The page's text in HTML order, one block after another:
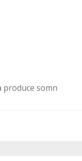
produce somn